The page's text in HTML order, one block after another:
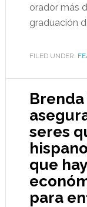
orador más
graduación
FILED UNDER:
seres
que
para